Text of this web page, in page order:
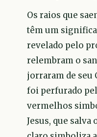
Os raios que
têm um
revelado pelo
relembram o
jorraram de seu
foi perfurado
vermelhos
Jesus, que